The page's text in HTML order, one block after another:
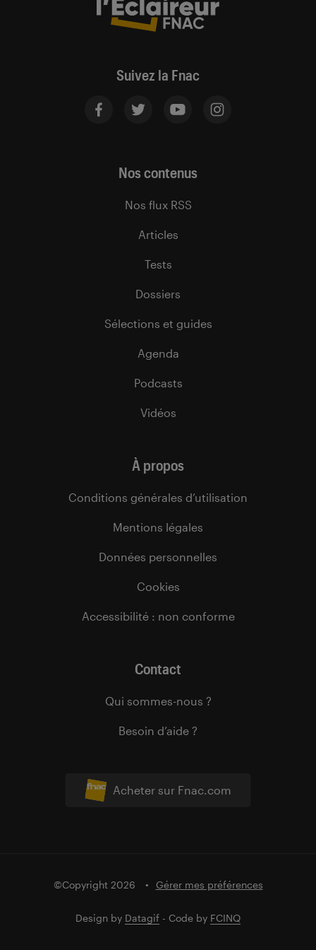
Suivez la Fnac
Acheter sur Fnac.com
Nos contenus
Nos flux RSS
Articles
Tests
Dossiers
Sélections et guides
Agenda
Podcasts
Vidéos
À propos
Conditions générales d’utilisation
Mentions légales
Données personnelles
Cookies
Accessibilité : non conforme
Contact
Qui sommes-nous ?
Besoin d’aide ?
©Copyright 2026 Gérer mes préférences
Design by Datagif - Code by FCINQ